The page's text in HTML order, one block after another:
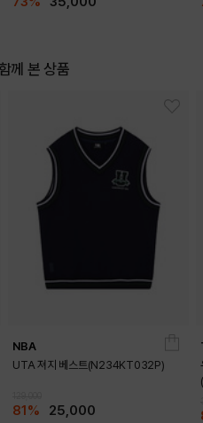
께 본 상품
NBA
UTA 져지 베스트(N234KT032P)
81% 25,000